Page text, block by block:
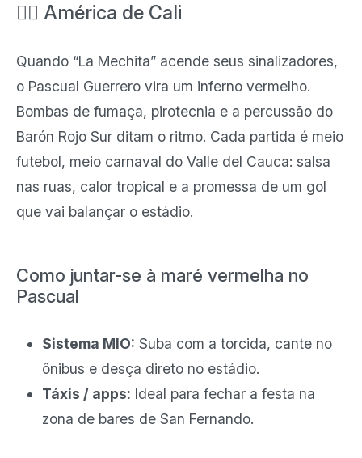
❤️‍🔥 América de Cali
Quando “La Mechita” acende seus sinalizadores,
o Pascual Guerrero vira um inferno vermelho.
Bombas de fumaça, pirotecnia e a percussão do
Barón Rojo Sur ditam o ritmo. Cada partida é meio
futebol, meio carnaval do Valle del Cauca: salsa
nas ruas, calor tropical e a promessa de um gol
que vai balançar o estádio.
Como juntar-se à maré vermelha no
Pascual
Sistema MIO: Suba com a torcida, cante no
ônibus e desça direto no estádio.
Táxis / apps: Ideal para fechar a festa na
zona de bares de San Fernando.